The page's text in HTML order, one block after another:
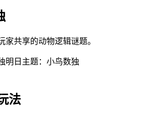
家共享的动物逻辑谜题。
明日主题：小鸟数独
法